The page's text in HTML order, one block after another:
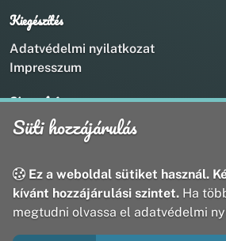
Kiegészítés
Adatvédelmi nyilatkozat
Impresszum
Kapcsolat
+36 20 211 1888
webmaster@utirany.hu
8419 Csesznek, Vasút u.18.
Süti hozzájárulás
Ez a weboldal sütiket használ.
kívánt hozzájárulási szintet. Ha
megtudni olvassa el adatvédelmi